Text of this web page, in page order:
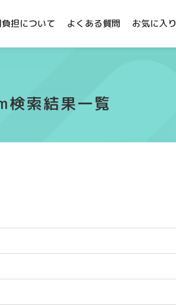
担について よくある質問 お気に入り
索結果一覧